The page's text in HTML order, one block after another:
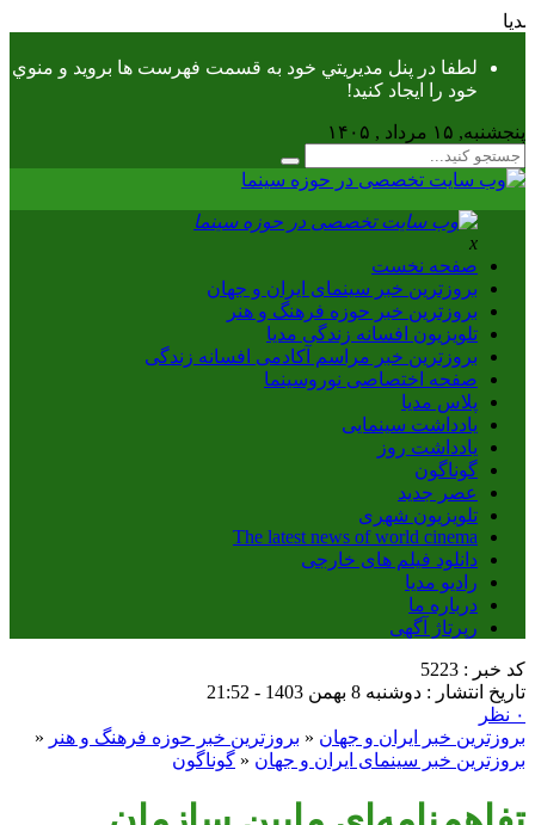
مدیا
لطفا در پنل مديريتي خود به قسمت فهرست ها برويد و منوي
خود را ايجاد كنيد!
پنجشنبه, ۱۵ مرداد , ۱۴۰۵
x
صفحه نخست
بروزترین خبر سینمای ایران و جهان
بروزترین خبر حوزه فرهنگ و هنر
تلویزیون افسانه زندگی مدیا
بروزترین خبر مراسم آکادمی افسانه زندگی
صفحه اختصاصی نوروسینما
پلاس مدیا
یادداشت سینمایی
یادداشت روز
گوناگون
عصر جدید
تلویزیون شهری
The latest news of world cinema
دانلود فیلم های خارجی
رادیو مدیا
درباره ما
رپرتاژ آگهی
کد خبر : 5223
تاریخ انتشار : دوشنبه 8 بهمن 1403 - 21:52
۰ نظر
بروزترین خبر ایران و جهان « بروزترین خبر حوزه فرهنگ و هنر «
بروزترین خبر سینمای ایران و جهان « گوناگون